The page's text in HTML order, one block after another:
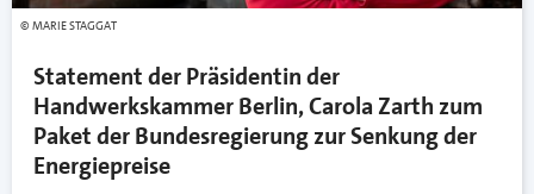
MARIE STAGGAT
Statement der Präsidentin der
Handwerkskammer Berlin, Carola Zarth zum
Paket der Bundesregierung zur Senkung der
Energiepreise